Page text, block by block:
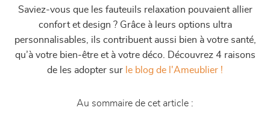
Saviez-vous que les fauteuils relaxation pouvaient allier
confort et design ? Grâce à leurs options ultra
personnalisables, ils contribuent aussi bien à votre santé,
qu’à votre bien-être et à votre déco. Découvrez 4 raisons
de les adopter sur le blog de l'Ameublier !
Au sommaire de cet article :